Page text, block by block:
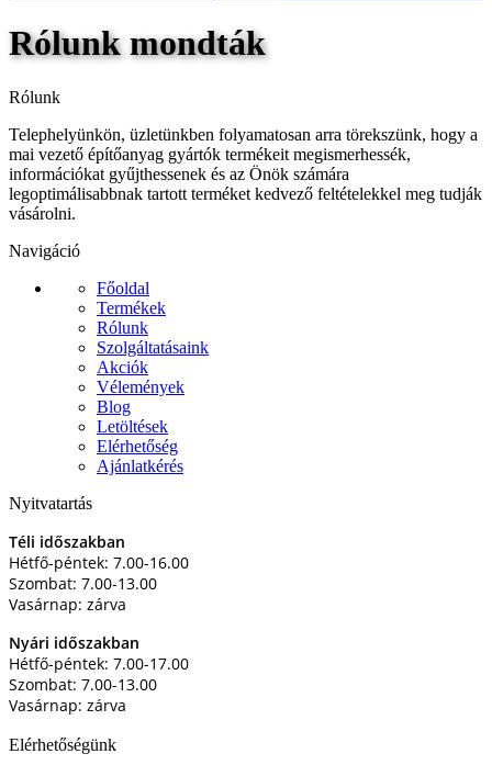
Rólunk mondták
Rólunk
Telephelyünkön, üzletünkben folyamatosan arra törekszünk, hogy a
mai vezető építőanyag gyártók termékeit megismerhessék,
információkat gyűjthessenek és az Önök számára
legoptimálisabbnak tartott terméket kedvező feltételekkel meg tudják
vásárolni.
Navigáció
Főoldal
Termékek
Rólunk
Szolgáltatásaink
Akciók
Vélemények
Blog
Letöltések
Elérhetőség
Ajánlatkérés
Nyitvatartás
Téli időszakban
Hétfő-péntek: 7.00-16.00
Szombat: 7.00-13.00
Vasárnap: zárva
Nyári időszakban
Hétfő-péntek: 7.00-17.00
Szombat: 7.00-13.00
Vasárnap: zárva
Elérhetőségünk